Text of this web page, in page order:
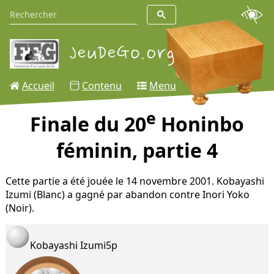
Accueil Contenu Menu
Finale du 20e Honinbo
féminin, partie 4
Cette partie a été jouée le 14 novembre 2001. Kobayashi
Izumi (Blanc) a gagné par abandon contre Inori Yoko
(Noir).
Kobayashi Izumi5p